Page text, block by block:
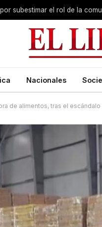
subestimar el rol de la
Nacionales
de alimentos, tras el